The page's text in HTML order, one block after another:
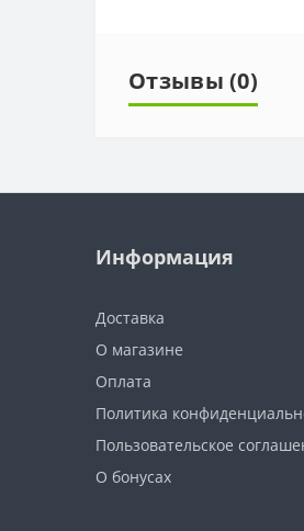
Отзывы (0)
Информация
Доставка
О магазине
Оплата
Политика
Пользовательское
О бонусах